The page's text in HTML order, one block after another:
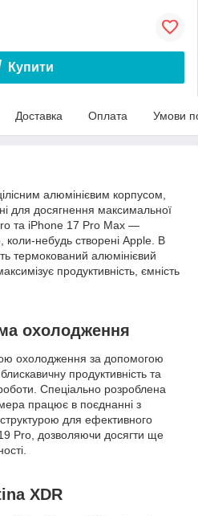
Купити
Доставка Оплата Умови
алюмінієвим корпусом,
для досягнення максимальної
та iPhone 17 Pro Max —
коли-небудь створені Apple. В
термокований алюмінієвий
продуктивність, ємність
охолодження
охолодження за допомогою
продуктивність та
Спеціально розроблена
працює в поєднанні з
для ефективного
Pro, дозволяючи досягти ще
XDR